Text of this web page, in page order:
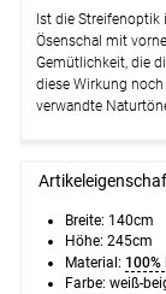
Ist die Streifenoptik
Ösenschal mit
Gemütlichkeit, die
diese Wirkung
verwandte
Breite: 140cm
Höhe: 245cm
Material: 100%
Farbe: weiß-